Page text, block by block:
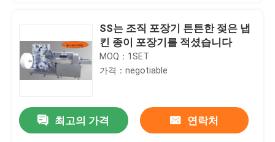
집
제품
우리에 대하여
SS는 조직 포장기 튼튼한 젖은 냅
킨 종이 포장기를 적셨습니다
MOQ：1SET
가격：negotiable
최고의 가격 연락처
220V 입력 분말 케이크 포장 기계, 직업적인 건빵 포장기